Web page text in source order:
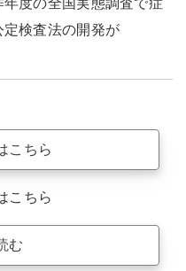
度の全国実態調査で症
検査法の開発が
こちら
こちら
む